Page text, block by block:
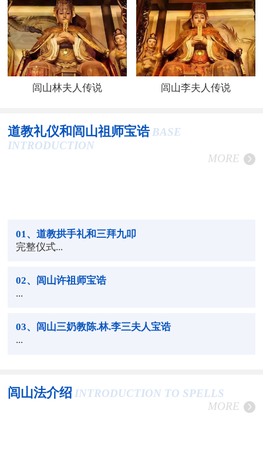
闾山林夫人传说 闾山李夫人传说
道教礼仪和闾山祖师宝诰 BASE
INTRODUCTION
MORE
01 、道教拱手礼和三拜九叩
完整仪式...
02、闾山许祖师宝诰
...
03、闾山三奶教陈.林.李三夫人宝诰
...
闾山法介绍 INTRODUCTION TO SPELLS
MORE